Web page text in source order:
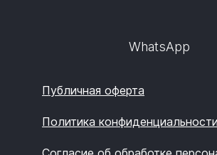
WhatsApp
Публичная оферта
Политика конфиденциальности